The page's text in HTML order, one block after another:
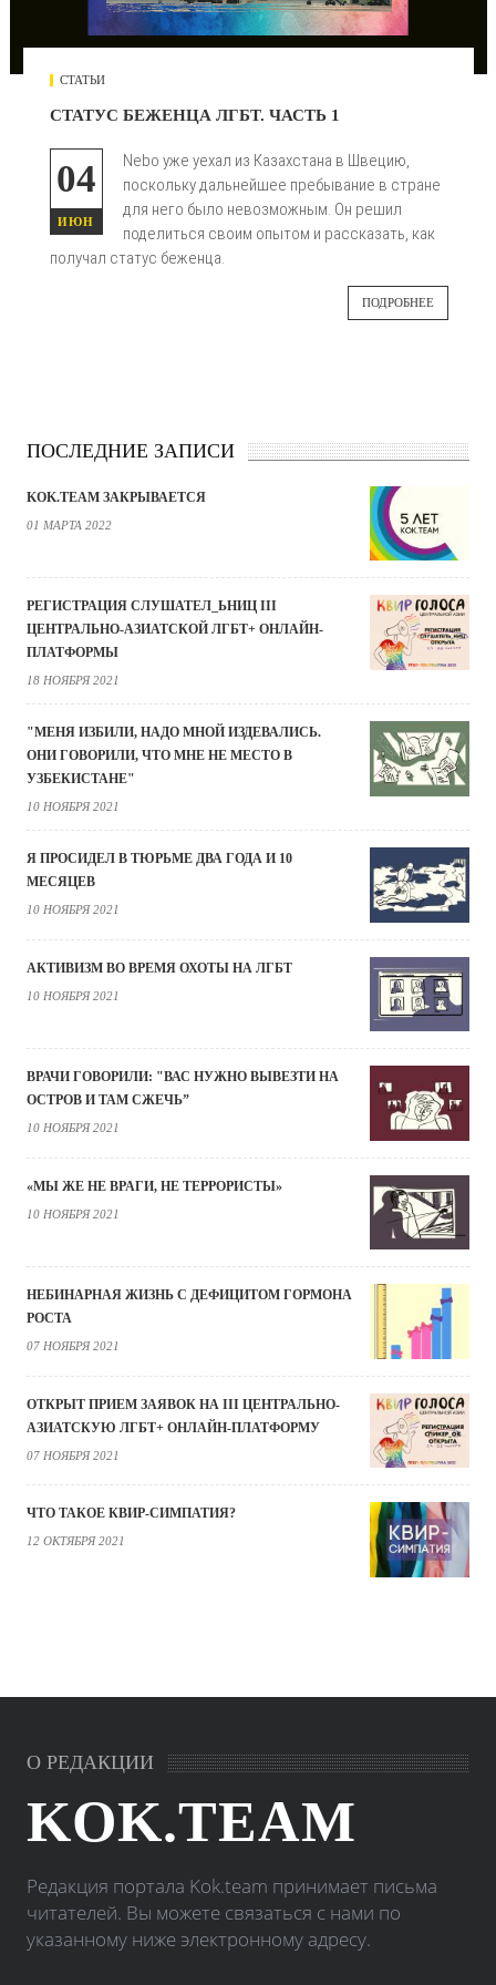
СТАТЬИ
СТАТУС БЕЖЕНЦА ЛГБТ. ЧАСТЬ 1
04
ИЮН
Nebo уже уехал из Казахстана в Швецию,
поскольку дальнейшее пребывание в стране
для него было невозможным. Он решил
поделиться своим опытом и рассказать, как
получал статус беженца.
ПОДРОБНЕЕ
ПОСЛЕДНИЕ ЗАПИСИ
KOK.TEAM ЗАКРЫВАЕТСЯ
01 МАРТА 2022
РЕГИСТРАЦИЯ СЛУШАТЕЛ_ЬНИЦ III
ЦЕНТРАЛЬНО-АЗИАТСКОЙ ЛГБТ+ ОНЛАЙН-
ПЛАТФОРМЫ
18 НОЯБРЯ 2021
"МЕНЯ ИЗБИЛИ, НАДО МНОЙ ИЗДЕВАЛИСЬ.
ОНИ ГОВОРИЛИ, ЧТО МНЕ НЕ МЕСТО В
УЗБЕКИСТАНЕ"
10 НОЯБРЯ 2021
Я ПРОСИДЕЛ В ТЮРЬМЕ ДВА ГОДА И 10
МЕСЯЦЕВ
10 НОЯБРЯ 2021
АКТИВИЗМ ВО ВРЕМЯ ОХОТЫ НА ЛГБТ
10 НОЯБРЯ 2021
ВРАЧИ ГОВОРИЛИ: "ВАС НУЖНО ВЫВЕЗТИ НА
ОСТРОВ И ТАМ СЖЕЧЬ”
10 НОЯБРЯ 2021
«МЫ ЖЕ НЕ ВРАГИ, НЕ ТЕРРОРИСТЫ»
10 НОЯБРЯ 2021
НЕБИНАРНАЯ ЖИЗНЬ С ДЕФИЦИТОМ ГОРМОНА
РОСТА
07 НОЯБРЯ 2021
ОТКРЫТ ПРИЕМ ЗАЯВОК НА III ЦЕНТРАЛЬНО-
АЗИАТСКУЮ ЛГБТ+ ОНЛАЙН-ПЛАТФОРМУ
07 НОЯБРЯ 2021
ЧТО ТАКОЕ КВИР-СИМПАТИЯ?
12 ОКТЯБРЯ 2021
О РЕДАКЦИИ
KOK.TEAM
Редакция портала Kok.team принимает письма
читателей. Вы можете связаться с нами по
указанному ниже электронному адресу.